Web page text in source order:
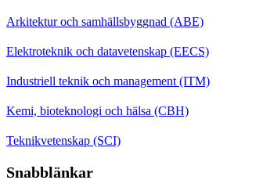
Arkitektur och samhällsbyggnad (ABE)
Elektroteknik och datavetenskap (EECS)
Industriell teknik och management (ITM)
Kemi, bioteknologi och hälsa (CBH)
Teknikvetenskap (SCI)
Snabblänkar